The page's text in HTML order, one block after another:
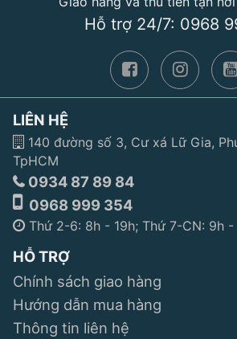
Hỗ trợ 24/7: 0968
LIÊN HỆ
140 đường số 3, Cư xá Lữ Gia,
TpHCM
0934 87 89 84
0968 999 354
Thứ 2-6: 8h - 19h; Thứ 7-CN: 9h -
HỖ TRỢ
Chính sách giao hàng
Hướng dẫn mua hàng
Thông tin liên hệ